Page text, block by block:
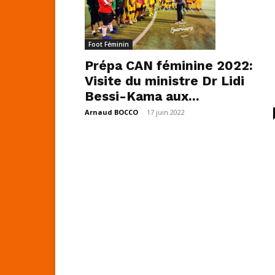
Foot Féminin
Prépa CAN féminine 2022:
Visite du ministre Dr Lidi
Bessi-Kama aux...
Arnaud BOCCO - 17 juin 2022